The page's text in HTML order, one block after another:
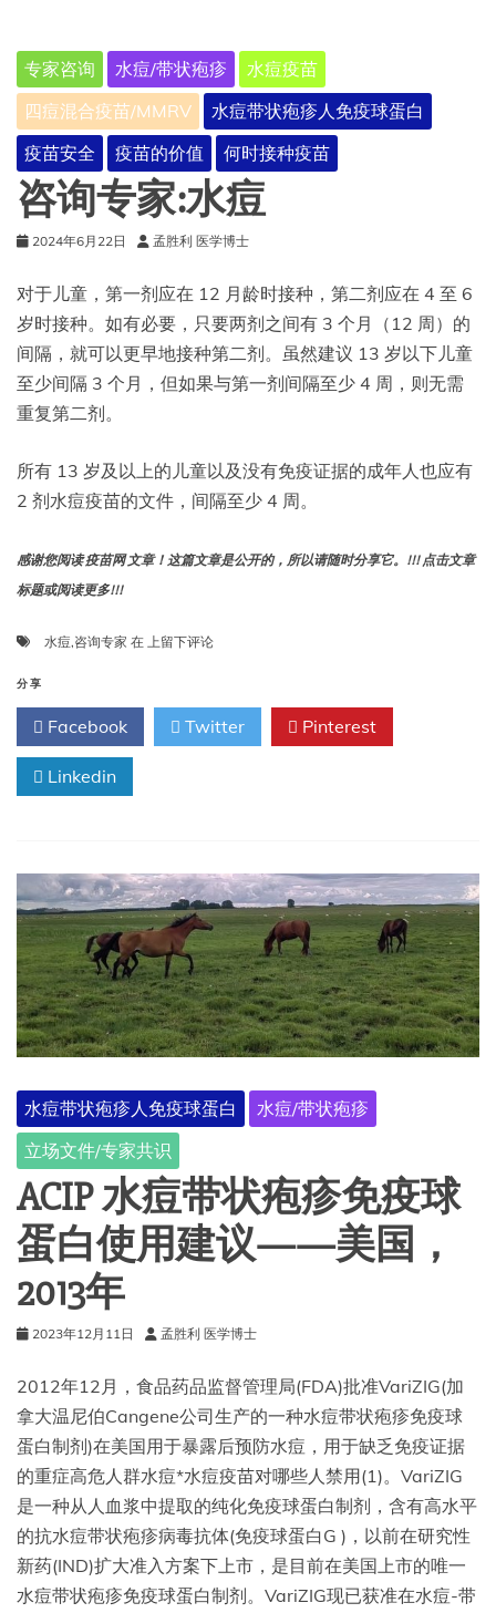
后
预
防
的
期
限
专家咨询 水痘/带状疱疹
水痘疫苗
四痘混合疫苗/MMRV
水痘带状疱疹人免疫球蛋白
疫苗安全
疫苗的价值 何时接种疫苗
咨询专家:水痘
2024年6月22日 孟胜利 医学博士
对于儿童，第一剂应在 12 月龄时接种，第二剂应在 4 至 6
岁时接种。如有必要，只要两剂之间有 3 个月（12 周）的
间隔，就可以更早地接种第二剂。虽然建议 13 岁以下儿童
至少间隔 3 个月，但如果与第一剂间隔至少 4 周，则无需
重复第二剂。
所有 13 岁及以上的儿童以及没有免疫证据的成年人也应有
2 剂水痘疫苗的文件，间隔至少 4 周。
感谢您阅读 疫苗网 文章！这篇文章是公开的，所以请随时分享它。!!! 点击文章
标题或阅读更多!!!
水痘,咨询专家 在 咨
家:
痘
上留下评论
分享
Facebook Twitter Pinterest
Linkedin
水痘带状疱疹人免疫球蛋白
水痘/带状疱疹
立场文件/专家共识
ACIP 水痘带状疱疹免疫球
蛋白使用建议——美国，
2013年
2023年12月11日 孟胜利 医学博士
2012年12月，食品药品监督管理局(FDA)批准VariZIG(加
拿大温尼伯Cangene公司生产的一种水痘带状疱疹免疫球
蛋白制剂)在美国用于暴露后预防水痘，用于缺乏免疫证据
的重症高危人群水痘*水痘疫苗对哪些人禁用(1)。VariZIG
是一种从人血浆中提取的纯化免疫球蛋白制剂，含有高水平
的抗水痘带状疱疹病毒抗体(免疫球蛋白G )，以前在研究性
新药(IND)扩大准入方案下上市，是目前在美国上市的唯一
水痘带状疱疹免疫球蛋白制剂。VariZIG现已获准在水痘-带